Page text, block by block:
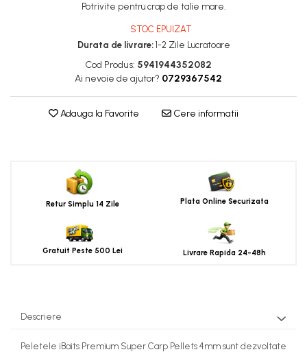
Potrivite pentru crap de talie mare.
STOC EPUIZAT
Durata de livrare:1-2 Zile Lucratoare
Cod Produs: 5941944352082
Ai nevoie de ajutor? 0729367542
Adauga la Favorite Cere informatii
Retur Simplu 14 Zile Plata Online Securizata
Gratuit Peste 500 Lei Livrare Rapida 24-48h
Descriere
Peletele iBaits Premium Super Carp Pellets 4mm sunt dezvoltate